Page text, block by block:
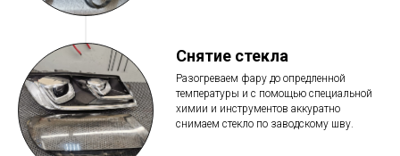
Снятие стекла
Разогреваем фару до опредленной
температуры и с помощью специальной
химии и инструментов аккуратно
снимаем стекло по заводскому шву.